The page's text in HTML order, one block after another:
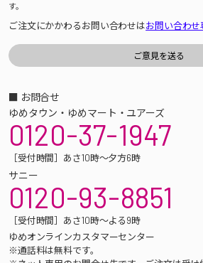
す。
ご注文にかかわるお問い合わせはお問い合わ
■ お問合せ
ゆめタウン・ゆめマート・ユアーズ
0120-37-1947
［受付時間］あさ10時～夕方6時
サニー
0120-93-8851
［受付時間］あさ10時～よる9時
ゆめオンラインカスタマーセンター
※通話料は無料です。